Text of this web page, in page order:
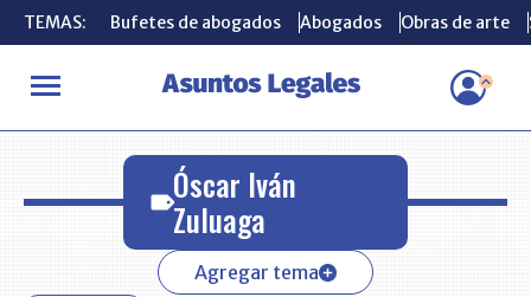
TEMAS: Bufetes de abogados Abogados Obras de arte
INICIO Óscar Iván Zuluaga
TEMAS: Bufetes de abogados Abogados Obras de arte
Óscar Iván
Zuluaga
Agregar tema